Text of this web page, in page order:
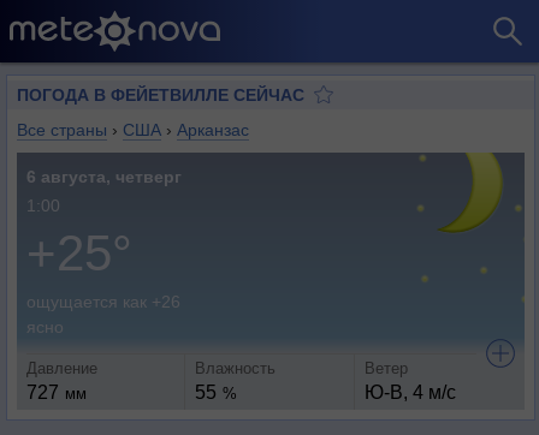
ПОГОДА В ФЕЙЕТВИЛЛЕ СЕЙЧАС
Все страны › США › Арканзас
6 августа, четверг
1:00
+25°
ощущается как +26
ясно
Давление
727 мм
Влажность
55 %
Ветер
Ю-В, 4 м/с